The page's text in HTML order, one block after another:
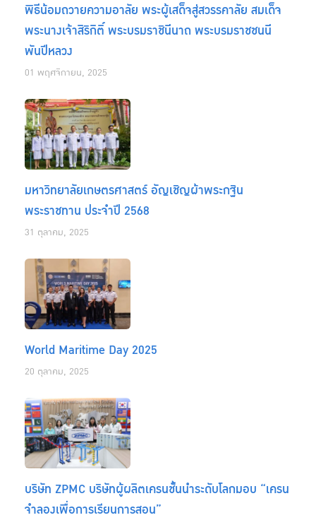
พิธีน้อมถวายความอาลัย พระผู้เสด็จสู่สวรรคาลัย สมเด็จ
พระนางเจ้าสิริกิติ์ พระบรมราชินีนาถ พระบรมราชชนนี
พันปีหลวง
01 พฤศจิกายน, 2025
มหาวิทยาลัยเกษตรศาสตร์ อัญเชิญผ้าพระกฐิน
พระราชทาน ประจำปี 2568
31 ตุลาคม, 2025
World Maritime Day 2025
20 ตุลาคม, 2025
บริษัท ZPMC บริษัทผู้ผลิตเครนชั้นนำระดับโลกมอบ “เครน
จำลองเพื่อการเรียนการสอน”